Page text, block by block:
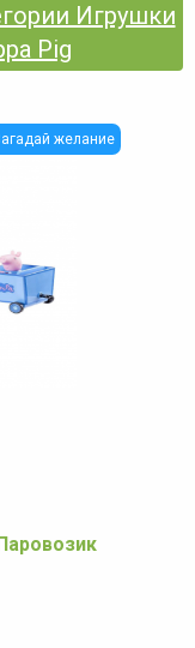
Игрушки
Pig
желание